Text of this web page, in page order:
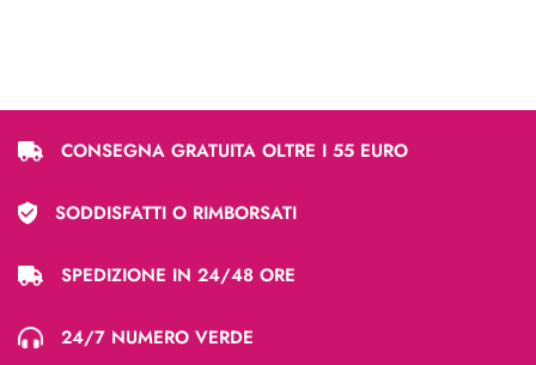
CONSEGNA GRATUITA OLTRE I 55 EURO
SODDISFATTI O RIMBORSATI
SPEDIZIONE IN 24/48 ORE
24/7 NUMERO VERDE